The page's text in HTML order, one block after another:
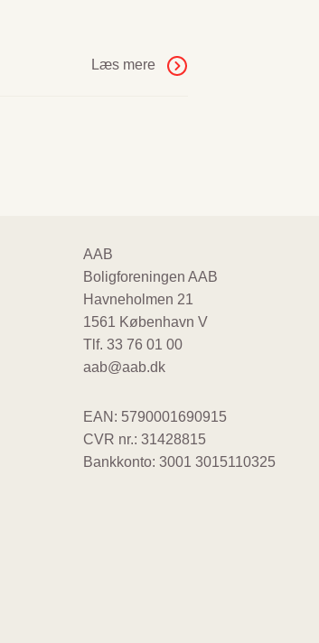
Læs mere
AAB
Boligforeningen AAB
Havneholmen 21
1561 København V
Tlf. 33 76 01 00
aab@aab.dk
EAN: 5790001690915
CVR nr.: 31428815
Bankkonto: 3001 3015110325